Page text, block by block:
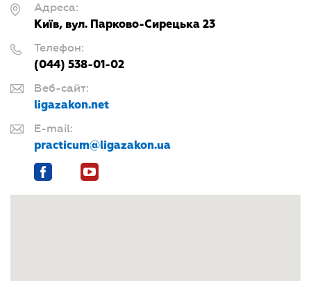
Адреса:
Київ, вул. Парково-Сирецька 23
Телефон:
(044) 538-01-02
Веб-сайт:
ligazakon.net
E-mail:
practicum@ligazakon.ua